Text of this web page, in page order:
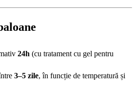
24h (cu tratament cu gel pentru
3–5 zile, în funcție de temperatură și